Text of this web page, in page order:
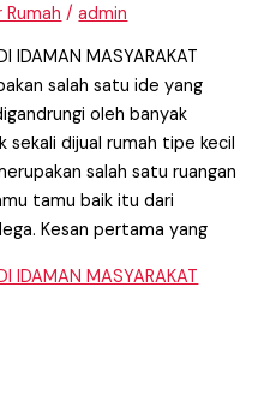
/admin
IDAMAN MASYARAKAT
salah satu ide yang
oleh banyak
sekali dijual rumah tipe kecil
salah satu ruangan
tamu baik itu dari
Kesan pertama yang
IDAMAN MASYARAKAT